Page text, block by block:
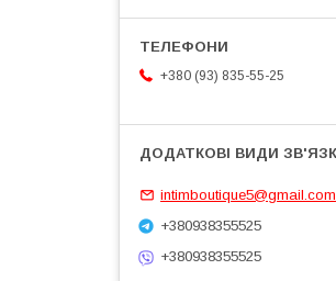
+380 (93) 835-55-25
intimboutique5@gmail.com
+380938355525
+380938355525